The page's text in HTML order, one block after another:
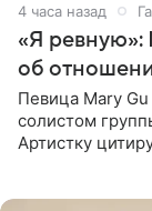
4 часа назад
«Я ревную»:
об
Певица Mary
солистом
Артистку